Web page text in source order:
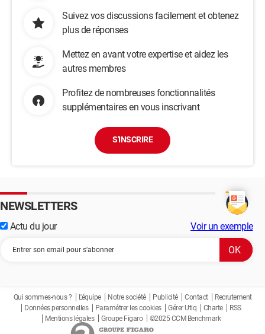
Suivez vos discussions facilement et obtenez
plus de réponses
Mettez en avant votre expertise et aidez les
autres membres
Profitez de nombreuses fonctionnalités
supplémentaires en vous inscrivant
S'INSCRIRE
NEWSLETTERS
Actu du jour Voir un exemple
Qui sommes-nous ? L'équipe Notre société Publicité Contact
Recrutement
Données personnelles
Paramétrer les cookies Gérer Utiq Charte
RSS
Mentions légales
Groupe Figaro ©2025 CCM Benchmark